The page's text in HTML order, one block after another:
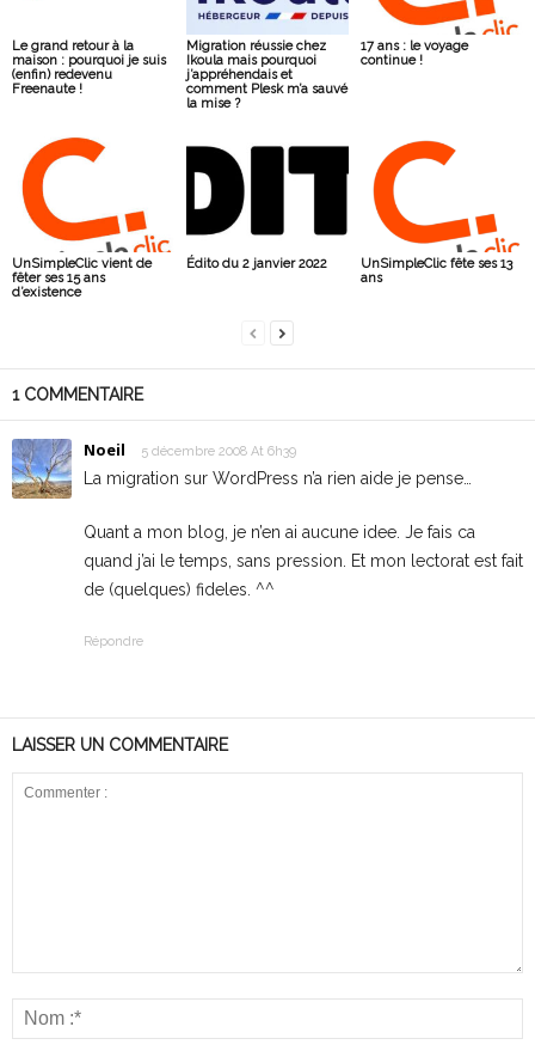
Le grand retour à la
maison : pourquoi je suis
(enfin) redevenu
Freenaute !
Migration réussie chez
Ikoula mais pourquoi
j’appréhendais et
comment Plesk m’a sauvé
la mise ?
17 ans : le voyage
continue !
UnSimpleClic vient de
fêter ses 15 ans
d’existence
Édito du 2 janvier 2022
UnSimpleClic fête ses 13
ans
1 COMMENTAIRE
Noeil 5 décembre 2008 At 6h39
La migration sur WordPress n’a rien aide je pense…
Quant a mon blog, je n’en ai aucune idee. Je fais ca
quand j’ai le temps, sans pression. Et mon lectorat est fait
de (quelques) fideles. ^^
Répondre
LAISSER UN COMMENTAIRE